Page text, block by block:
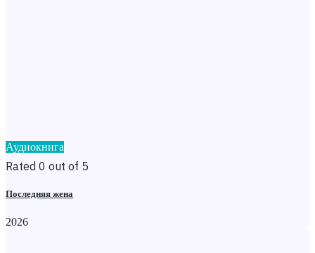
Аудиокнига
Rated 0 out of 5
Последняя жена
2026